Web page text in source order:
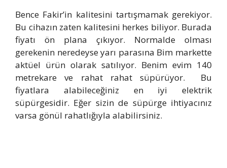
Bence Fakir’in kalitesini tartışmamak gerekiyor.
Bu cihazın zaten kalitesini herkes biliyor. Burada
fiyatı ön plana çıkıyor. Normalde olması
gerekenin neredeyse yarı parasına Bim markette
aktüel ürün olarak satılıyor. Benim evim 140
metrekare ve rahat rahat süpürüyor. Bu
fiyatlara alabileceğiniz en iyi elektrik
süpürgesidir. Eğer sizin de süpürge ihtiyacınız
varsa gönül rahatlığıyla alabilirsiniz.